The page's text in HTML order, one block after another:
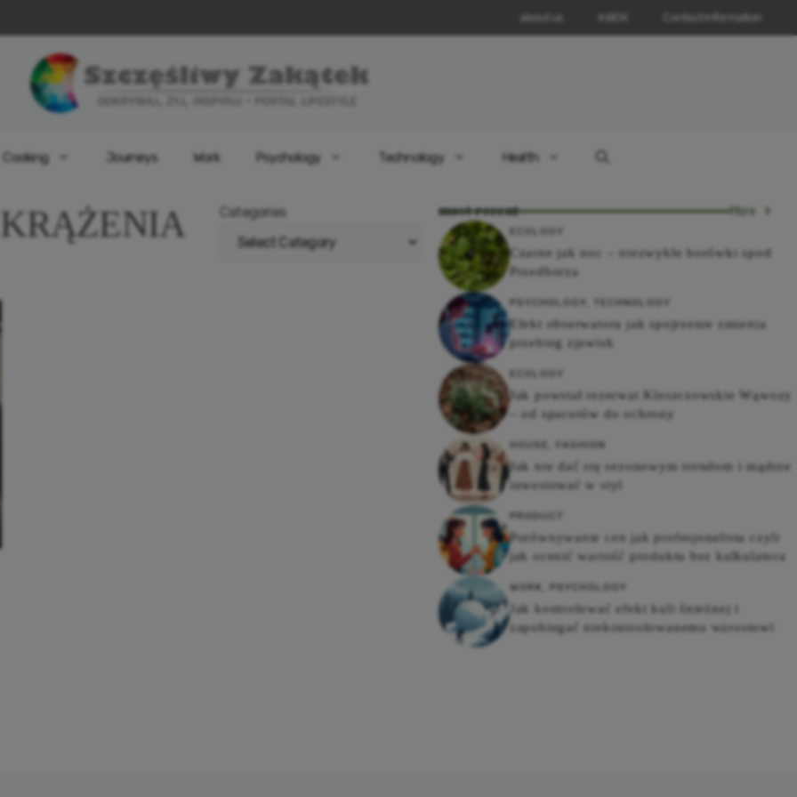
about us Contact Information
Cooking Journeys Work Psychology Technology Health
Categories most recent More
Czarne jak noc – niezwykłe borówki spod
Przedborza
TECHNOLOGY
Efekt obserwatora jak spojrzenie zmienia
przebieg zjawisk
Jak powstał rezerwat Kleszczowskie Wąwozy
– od spacerów do ochrony
FASHION
Jak nie dać się sezonowym trendom i mądrze
inwestować w styl
Porównywanie cen jak profesjonalista czyli
jak ocenić wartość produktu bez kalkulatora
WORK
Jak kontrolować efekt kuli śnieżnej i
zapobiegać niekontrolowanemu wzrostowi